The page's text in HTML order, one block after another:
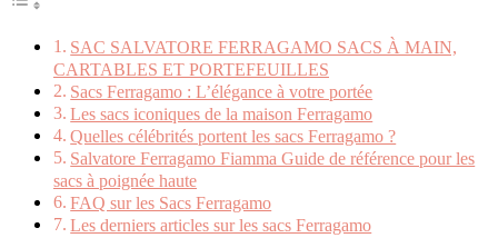
SAC SALVATORE FERRAGAMO SACS À MAIN,
CARTABLES ET PORTEFEUILLES
Sacs Ferragamo : L’élégance à votre portée
Les sacs iconiques de la maison Ferragamo
Quelles célébrités portent les sacs Ferragamo ?
Salvatore Ferragamo Fiamma Guide de référence pour les
sacs à poignée haute
FAQ sur les Sacs Ferragamo
Les derniers articles sur les sacs Ferragamo